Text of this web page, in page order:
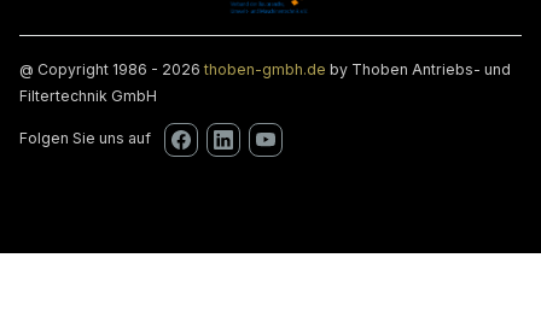
@ Copyright 1986 - 2026thoben-gmbh.de by Thoben Antriebs- und
Filtertechnik GmbH
Folgen Sie uns auf